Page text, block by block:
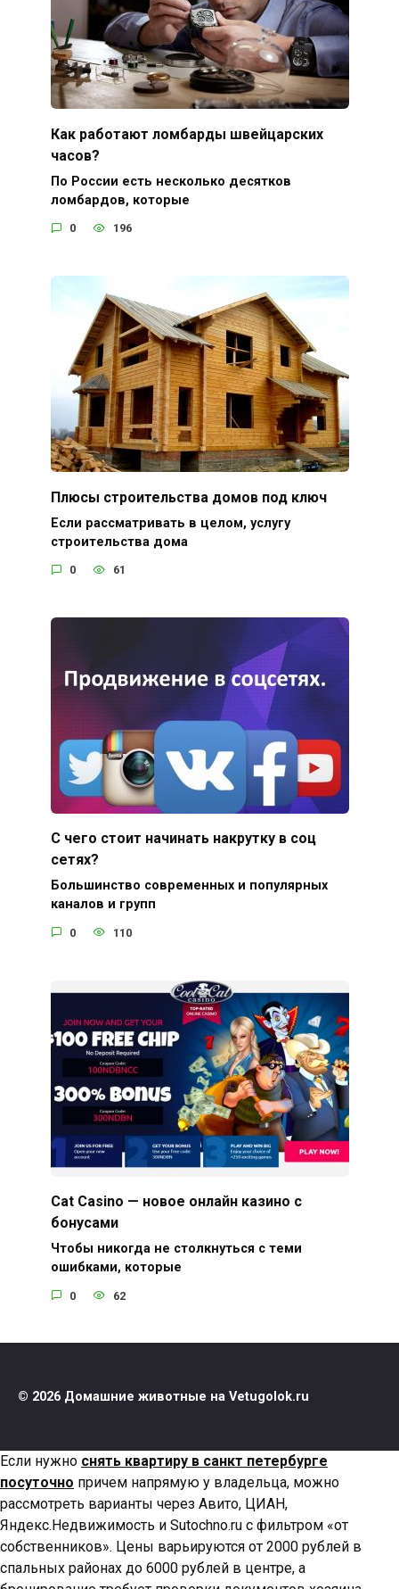
Как работают ломбарды швейцарских
часов?
По России есть несколько десятков
ломбардов, которые
0 196
Плюсы строительства домов под ключ
Если рассматривать в целом, услугу
строительства дома
0 61
С чего стоит начинать накрутку в соц
сетях?
Большинство современных и популярных
каналов и групп
0 110
Cat Casino — новое онлайн казино с
бонусами
Чтобы никогда не столкнуться с теми
ошибками, которые
0 62
© 2026 Домашние животные на Vetugolok.ru
Если нужно снять квартиру в санкт петербурге
посуточно причем напрямую у владельца, можно
рассмотреть варианты через Авито, ЦИАН,
Яндекс.Недвижимость и Sutochno.ru с фильтром «от
собственников». Цены варьируются от 2000 рублей в
спальных районах до 6000 рублей в центре, а